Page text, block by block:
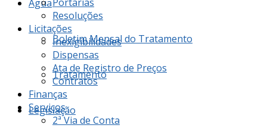
Água
Boletim Mensal do Tratamento
Tratamento
Legislação
Resoluções
Licitações
Inexigibilidades
Dispensas
Ata de Registro de Preços
Contratos
Finanças
Serviços
2ª Via de Conta